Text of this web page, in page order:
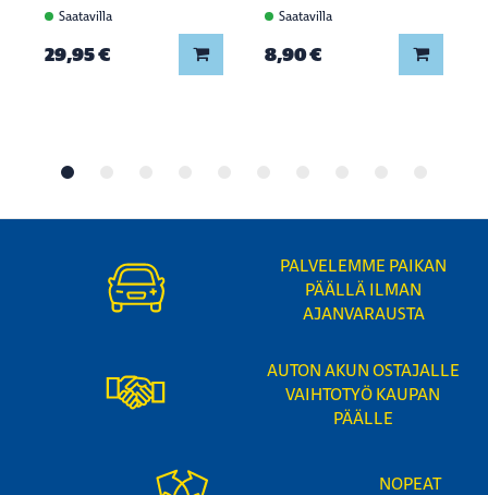
Saatavilla
29,95 € Lisää koriin
Saatavilla
8,90 € Lisää
PALVELEMME PAIKAN
PÄÄLLÄ ILMAN
AJANVARAUSTA
AUTON AKUN OSTAJALLE
VAIHTOTYÖ KAUPAN
PÄÄLLE
NOPEAT